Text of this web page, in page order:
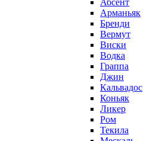
Абсент
Арманьяк
Бренди
Вермут
Виски
Водка
Граппа
Джин
Кальвадос
Коньяк
Ликер
Ром
Текила